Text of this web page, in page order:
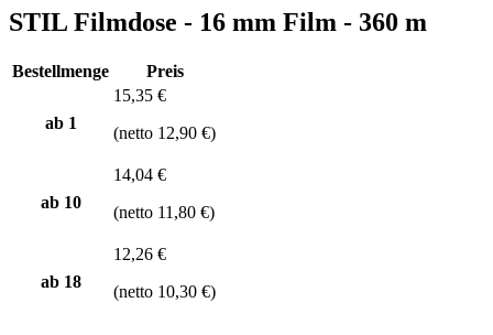
STIL Filmdose - 16 mm Film - 360 m
Bestellmenge Preis
ab 1
15,35 €
(netto 12,90 €)
ab 10
14,04 €
(netto 11,80 €)
ab 18
12,26 €
(netto 10,30 €)